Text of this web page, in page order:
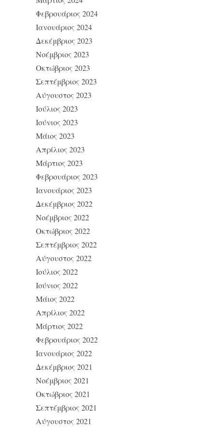
Φεβρουάριος 2024
Ιανουάριος 2024
Δεκέμβριος 2023
Νοέμβριος 2023
Οκτώβριος 2023
Σεπτέμβριος 2023
Αύγουστος 2023
Ιούλιος 2023
Ιούνιος 2023
Μάιος 2023
Απρίλιος 2023
Μάρτιος 2023
Φεβρουάριος 2023
Ιανουάριος 2023
Δεκέμβριος 2022
Νοέμβριος 2022
Οκτώβριος 2022
Σεπτέμβριος 2022
Αύγουστος 2022
Ιούλιος 2022
Ιούνιος 2022
Μάιος 2022
Απρίλιος 2022
Μάρτιος 2022
Φεβρουάριος 2022
Ιανουάριος 2022
Δεκέμβριος 2021
Νοέμβριος 2021
Οκτώβριος 2021
Σεπτέμβριος 2021
Αύγουστος 2021